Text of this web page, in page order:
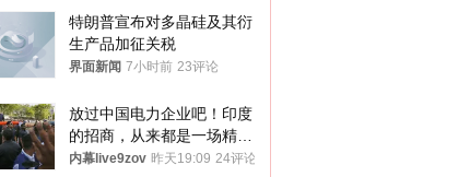
特朗普宣布对多晶硅及其衍
生产品加征关税
界面新闻 7小时前 23评论
放过中国电力企业吧！印度
的招商，从来都是一场精准
收割
内幕live9zov 昨天19:09 24评论